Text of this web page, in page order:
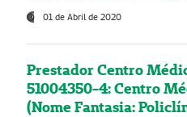
01 de Abril de 2020
Prestador Centro
51004350-4: Centro
(Nome Fantasia: